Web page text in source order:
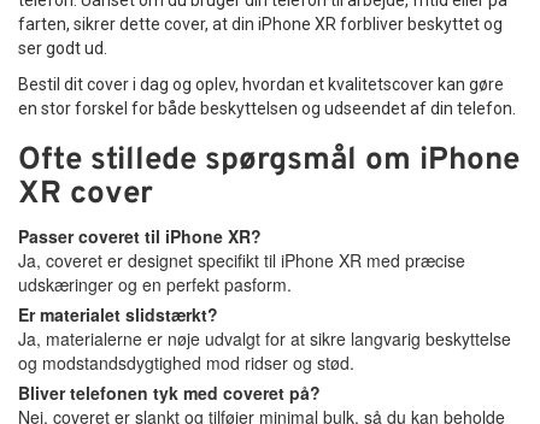
farten, sikrer dette cover, at din iPhone XR forbliver beskyttet og
ser godt ud.
Bestil dit cover i dag og oplev, hvordan et kvalitetscover kan gøre
en stor forskel for både beskyttelsen og udseendet af din telefon.
Ofte stillede spørgsmål om iPhone
XR cover
Passer coveret til iPhone XR?
Ja, coveret er designet specifikt til iPhone XR med præcise
udskæringer og en perfekt pasform.
Er materialet slidstærkt?
Ja, materialerne er nøje udvalgt for at sikre langvarig beskyttelse
og modstandsdygtighed mod ridser og stød.
Bliver telefonen tyk med coveret på?
Nej, coveret er slankt og tilføjer minimal bulk, så du kan beholde